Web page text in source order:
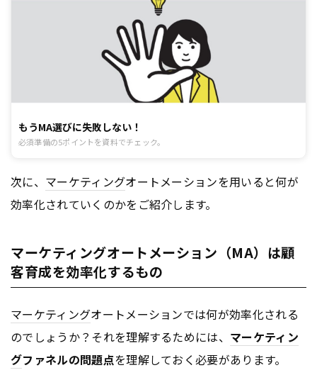
もうMA選びに失敗しない！
必須準備の5ポイントを資料でチェック。
次に、 マーケティングオートメーションを用いると何が
効率化されていくのかをご紹介します。
マーケティングオートメーション（MA）は顧
客育成を効率化するもの
マーケティングオートメーションでは何が効率化される
のでしょうか？それを理解するためには、 マーケティン
グファネルの問題点を理解しておく必要があります。